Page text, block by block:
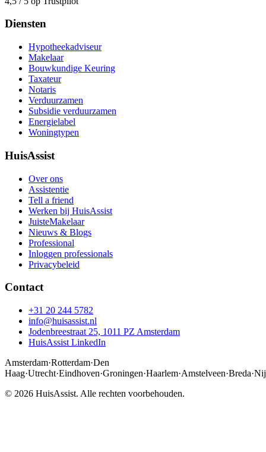
Diensten
Hypotheekadviseur
Makelaar
Bouwkundige Keuring
Taxateur
Notaris
Verduurzamen
Subsidie verduurzamen
Energielabel
Woningtypen
HuisAssist
Over ons
Assistentie
Tell a friend
Werken bij HuisAssist
JuisteMakelaar
Nieuws & Blogs
Professional
Inloggen professionals
Privacybeleid
Contact
+31 20 244 5782
info@huisassist.nl
Jodenbreestraat 25, 1011 PZ Amsterdam
HuisAssist LinkedIn
Amsterdam·Rotterdam·Den
Haag·Utrecht·Eindhoven·Groningen·Haarlem·Amstelveen·Breda·
© 2026 HuisAssist. Alle rechten voorbehouden.